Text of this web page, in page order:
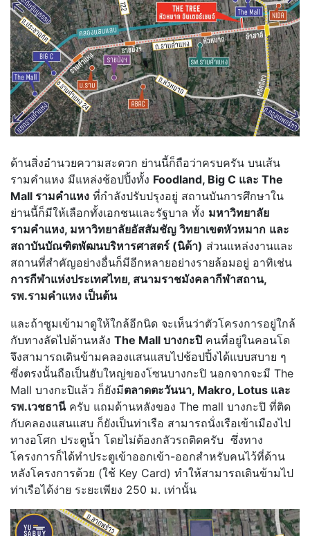
ด้านสิ่งอำนวยความสะดวก ย่านนี้ก็ถือว่าครบครัน บนเส้น
รามคำแหง มีแหล่งช้อปปิ้งทั้ง Foodland, Big C และ The
Mall รามคำแหง ที่กำลังปรับปรุงอยู่ สถานบันการศึกษาใน
ย่านนี้ก็มีให้เลือกทั้งเอกชนและรัฐบาล ทั้ง มหาวิทยาลัย
รามคำแหง, มหาวิทยาลัยอัสสัมชัญ วิทยาเขตหัวหมาก และ
สถาบันบัณฑิตพัฒนบริหารศาสตร์ (นิด้า) ส่วนแหล่งงานและ
สถานที่สำคัญอย่างอื่นก็มีอีกหลายอย่างรายล้อมอยู่ อาทิเช่น
การกีฬาแห่งประเทศไทย, สนามราชมังคลากีฬาสถาน,
รพ.รามคำแหง เป็นต้น
และถ้าซูมเข้ามาดูให้ใกล้อีกนิด จะเห็นว่าตัวโครงการอยู่ใกล้
กับทางลัดไปด้านหลัง The Mall บางกะปิ คนที่อยู่ในคอนโด
จึงสามารถเดินข้ามคลองแสนแสบไปช้อปปิ้งได้แบบสบาย ๆ
ซึ่งตรงนั้นถือเป็นฮับใหญ่ของโซนบางกะปิ นอกจากจะมี The
Mall บางกะปิแล้ว ก็ยังมีตลาดตะวันนา, Makro, Lotus และ
รพ.เวชธานีครับ แถมด้านหลังของ The mall บางกะปิ ที่ติด
กับคลองแสนแสบ ก็ยังเป็นท่าเรือ สามารถนั่งเรือเข้าเมืองไป
ทางอโศก ประตูน้ำ โดยไม่ต้องกลัวรถติดครับ ซึ่งทาง
โครงการก็ได้ทำประตูเข้าออกเข้า-ออกสำหรับคนไว้ที่ด้าน
หลังโครงการด้วย (ใช้ Key Card) ทำให้สามารถเดินข้ามไป
ท่าเรือได้ง่าย ระยะเพียง 250 ม. เท่านั้น